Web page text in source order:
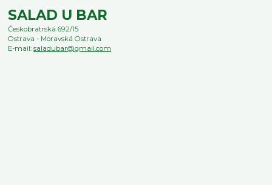
SALAD U BAR
Českobratrská 692/15
Ostrava - Moravská Ostrava
E-mail:saladubar@gmail.com